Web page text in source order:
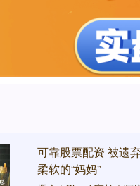
可靠股票配资 被遗
柔软的“妈妈”